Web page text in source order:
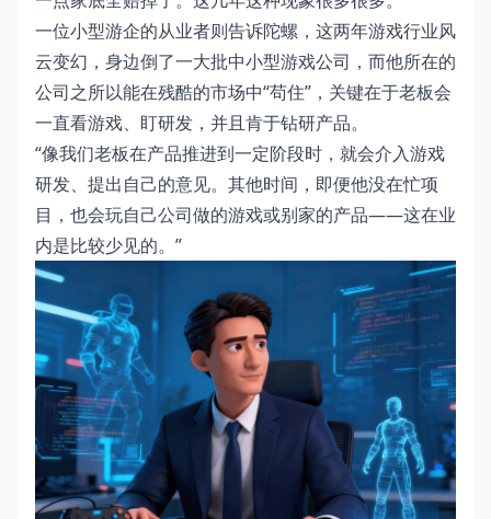
一位小型游企的从业者则告诉陀螺，这两年游戏行业风
云变幻，身边倒了一大批中小型游戏公司，而他所在的
公司之所以能在残酷的市场中“苟住”，关键在于老板会
一直看游戏、盯研发，并且肯于钻研产品。
“像我们老板在产品推进到一定阶段时，就会介入游戏
研发、提出自己的意见。其他时间，即便他没在忙项
目，也会玩自己公司做的游戏或别家的产品——这在业
内是比较少见的。”